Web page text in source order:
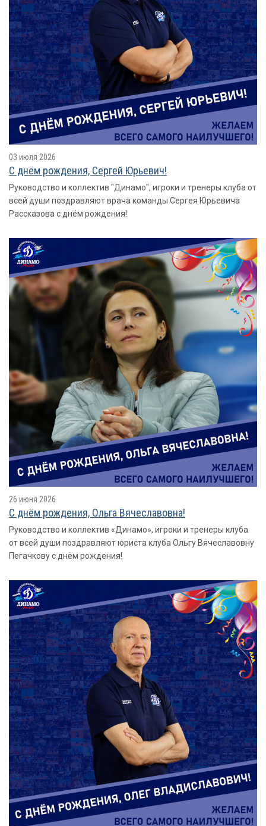
03 июля 2026
С днём рождения, Сергей Юрьевич!
Руководство и коллектив "Динамо", игроки и тренеры клуба от
всей души поздравляют врача команды Сергея Юрьевича
Рассказова с днём рождения!
26 июня 2026
С днём рождения, Ольга Вячеславовна!
Руководство и коллектив «Динамо», игроки и тренеры клуба
от всей души поздравляют юриста клуба Ольгу Вячеславовну
Пегачкову с днём рождения!